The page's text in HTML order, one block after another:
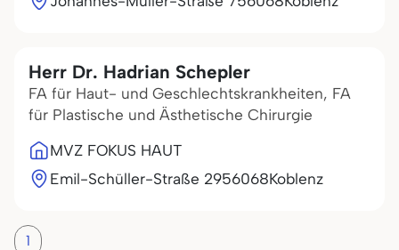
Herr Dr. Hadrian Schepler
FA für Haut- und Geschlechtskrankheiten, FA
für Plastische und Ästhetische Chirurgie
MVZ FOKUS HAUT
Emil-Schüller-Straße 2956068Koblenz
1